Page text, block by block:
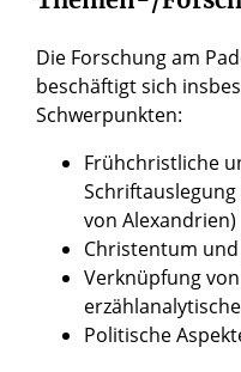
Die Forschung am
beschäftigt sich
Schwerpunkten:
Frühchristliche
von Alexandrien)
Christentum
Verknüpfung
Politische